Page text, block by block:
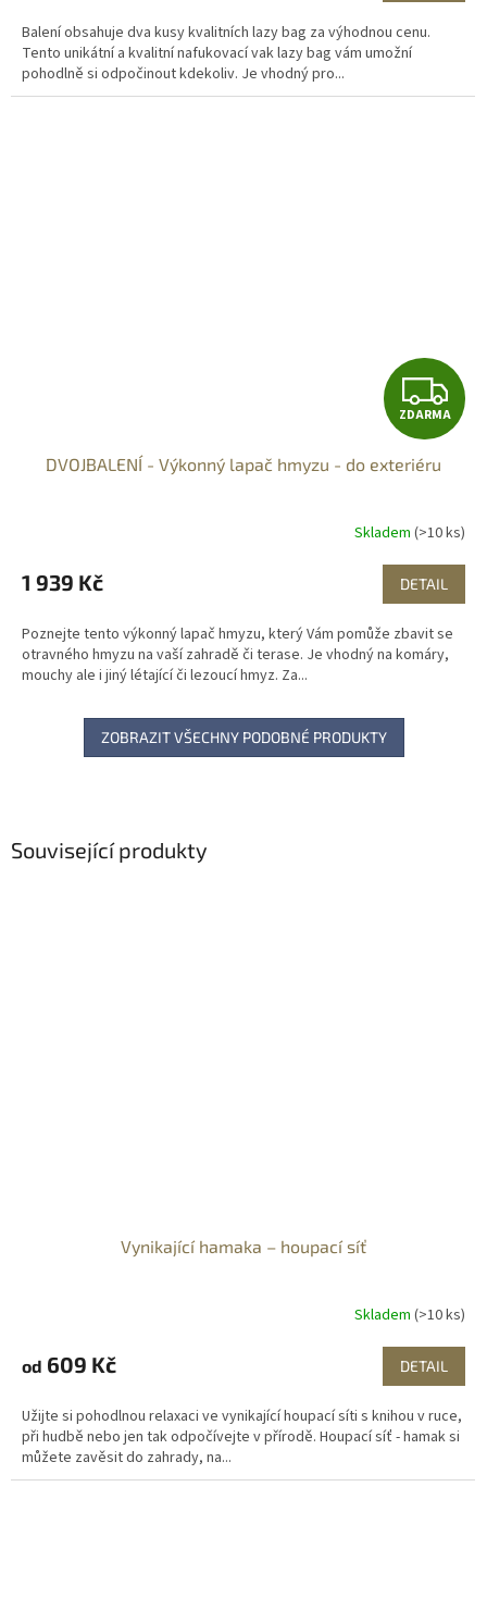
Související produkty
Vynikající hamaka – houpací síť
Skladem (>10 ks)
od 609 Kč DETAIL
Užijte si pohodlnou relaxaci ve vynikající houpací síti s knihou v ruce,
při hudbě nebo jen tak odpočívejte v přírodě. Houpací síť - hamak si
můžete zavěsit do zahrady, na...
Balení obsahuje dva kusy kvalitních lazy bag za výhodnou cenu.
Tento unikátní a kvalitní nafukovací vak lazy bag vám umožní
pohodlně si odpočinout kdekoliv. Je vhodný pro...
Z
D
R
M
A
ZDARMA
DVOJBALENÍ - Výkonný lapač hmyzu - do exteriéru
Skladem (>10 ks)
1 939 Kč DETAIL
Poznejte tento výkonný lapač hmyzu, který Vám pomůže zbavit se
otravného hmyzu na vaší zahradě či terase. Je vhodný na komáry,
mouchy ale i jiný létající či lezoucí hmyz. Za...
ZOBRAZIT VŠECHNY PODOBNÉ PRODUKTY